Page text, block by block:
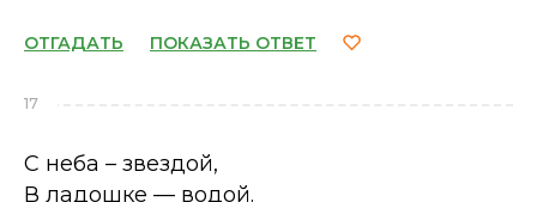
ОТГАДАТЬ ПОКАЗАТЬ ОТВЕТ
17
С неба – звездой,
В ладошке — водой.